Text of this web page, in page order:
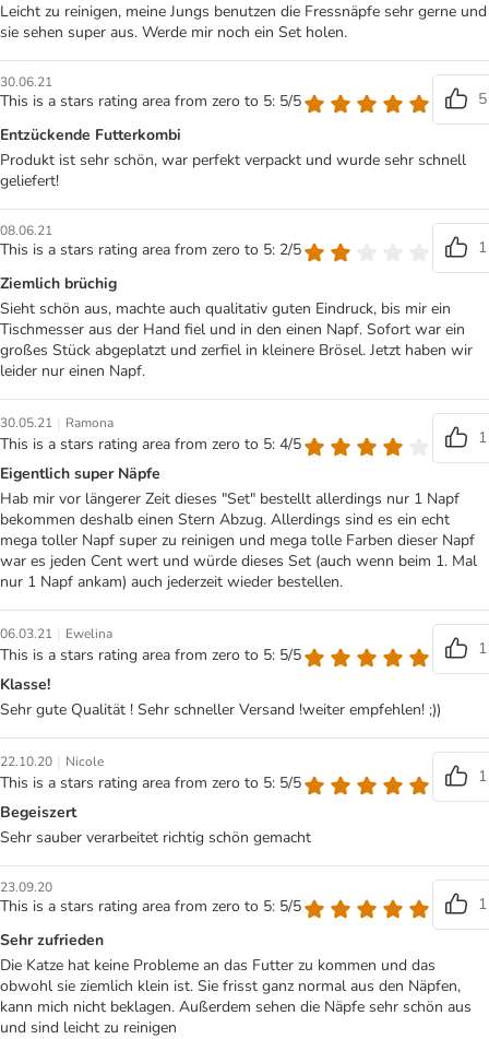
Leicht zu reinigen, meine Jungs benutzen die Fressnäpfe sehr gerne und
sie sehen super aus. Werde mir noch ein Set holen.
30.06.21
This is a stars rating area from zero to 5: 5/5
5
Entzückende Futterkombi
Produkt ist sehr schön, war perfekt verpackt und wurde sehr schnell
geliefert!
08.06.21
This is a stars rating area from zero to 5: 2/5
1
Ziemlich brüchig
Sieht schön aus, machte auch qualitativ guten Eindruck, bis mir ein
Tischmesser aus der Hand fiel und in den einen Napf. Sofort war ein
großes Stück abgeplatzt und zerfiel in kleinere Brösel. Jetzt haben wir
leider nur einen Napf.
30.05.21 | Ramona
This is a stars rating area from zero to 5: 4/5
1
Eigentlich super Näpfe
Hab mir vor längerer Zeit dieses "Set" bestellt allerdings nur 1 Napf
bekommen deshalb einen Stern Abzug. Allerdings sind es ein echt
mega toller Napf super zu reinigen und mega tolle Farben dieser Napf
war es jeden Cent wert und würde dieses Set (auch wenn beim 1. Mal
nur 1 Napf ankam) auch jederzeit wieder bestellen.
06.03.21 | Ewelina
This is a stars rating area from zero to 5: 5/5
1
Klasse!
Sehr gute Qualität ! Sehr schneller Versand !weiter empfehlen! ;))
22.10.20 | Nicole
This is a stars rating area from zero to 5: 5/5
1
Begeiszert
Sehr sauber verarbeitet richtig schön gemacht
23.09.20
This is a stars rating area from zero to 5: 5/5
1
Sehr zufrieden
Die Katze hat keine Probleme an das Futter zu kommen und das
obwohl sie ziemlich klein ist. Sie frisst ganz normal aus den Näpfen,
kann mich nicht beklagen. Außerdem sehen die Näpfe sehr schön aus
und sind leicht zu reinigen